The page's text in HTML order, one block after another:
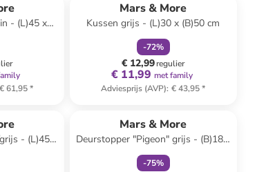
- (L)45 x
€ 61,95*
Mars & More
Kussen grijs - (L)30 x (B)50 cm
-72%
€ 12,99regulier
€ 11,99 met family
Adviesprijs (AVP): € 43,95*
- (L)45 x
Mars & More
Deurstopper "Pigeon" grijs - (B)18 x
(H)21 x (D)10 cm
-75%